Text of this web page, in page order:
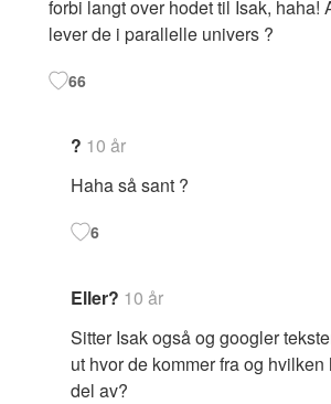
forbi langt over hodet til Isak, haha!
lever de i parallelle univers ?
66
? 10 år
Haha så sant ?
6
Eller? 10 år
Sitter Isak også og googler
ut hvor de kommer fra og hvilken
del av?